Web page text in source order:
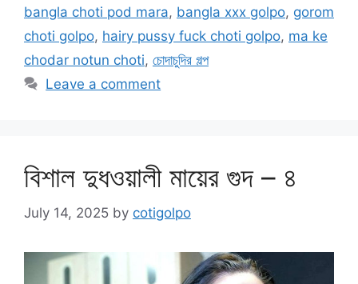
bangla choti pod mara, bangla xxx golpo, gorom
choti golpo, hairy pussy fuck choti golpo, ma ke
chodar notun choti, চোদাচুদির গল্প
Leave a comment
বিশাল দুধওয়ালী মায়ের গুদ – ৪
July 14, 2025 by cotigolpo